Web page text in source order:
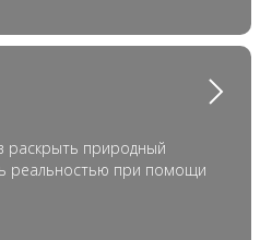
раскрыть природный
реальностью при помощи